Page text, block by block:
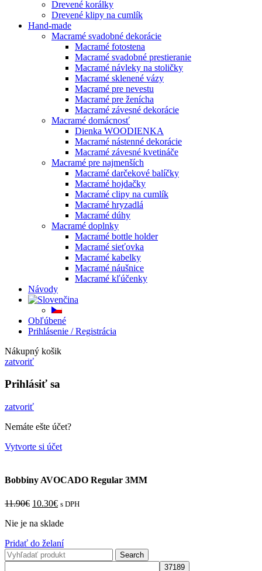
Drevené korálky
Drevené klipy na cumlík
Hand-made
Macramé svadobné dekorácie
Macramé fotostena
Macramé svadobné prestieranie
Macramé návleky na stoličky
Macramé sklenené vázy
Macramé pre nevestu
Macramé pre ženícha
Macramé závesné dekorácie
Macramé domácnosť
Dienka WOODIENKA
Macramé nástenné dekorácie
Macramé závesné kvetináče
Macramé pre najmenších
Macramé darčekové balíčky
Macramé hojdačky
Macramé clipy na cumlík
Macramé hryzadlá
Macramé dúhy
Macramé doplnky
Macramé bottle holder
Macramé sieťovka
Macramé kabelky
Macramé náušnice
Macramé kľúčenky
Návody
Obľúbené
Prihlásenie / Registrácia
Nákupný košik
zatvoriť
Prihlásiť sa
zatvoriť
Nemáte ešte účet?
Vytvorte si účet
Bobbiny AVOCADO Regular 3MM
11.90€ 10.30€ s DPH
Nie je na sklade
Pridať do želaní
Search